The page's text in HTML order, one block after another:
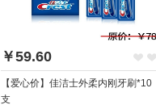
￥59.60
【爱心价】佳洁士外柔内刚牙刷*10
支